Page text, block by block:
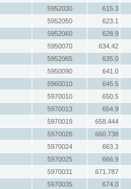
5952030
615.3
5952050
623.1
5952060
628.9
5950070
634.42
5952065
635.0
5950090
641.0
5960010
645.5
5970010
650.5
5970013
654.9
5970019
658.444
5970026
660.738
5970024
663.3
5970025
666.9
5970031
671.787
5970035
674.0